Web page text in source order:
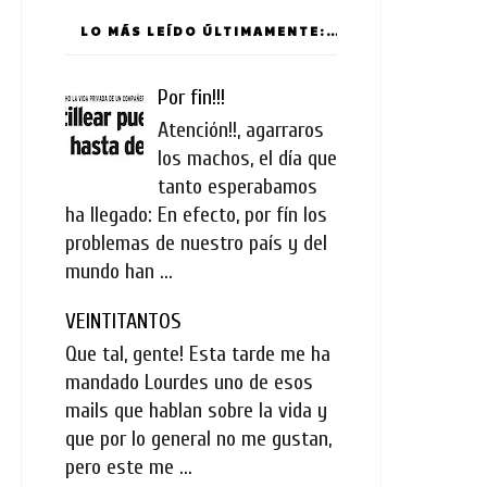
LO MÁS LEÍDO ÚLTIMAMENTE:
Por fin!!!
Atención!!, agarraros
los machos, el día que
tanto esperabamos
ha llegado: En efecto, por fín los
problemas de nuestro país y del
mundo han ...
VEINTITANTOS
Que tal, gente! Esta tarde me ha
mandado Lourdes uno de esos
mails que hablan sobre la vida y
que por lo general no me gustan,
pero este me ...